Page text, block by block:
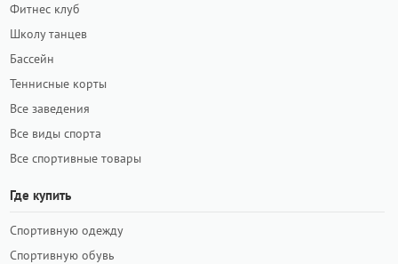
Фитнес клуб
Школу танцев
Бассейн
Теннисные корты
Все заведения
Все виды спорта
Все спортивные товары
Где купить
Спортивную одежду
Спортивную обувь